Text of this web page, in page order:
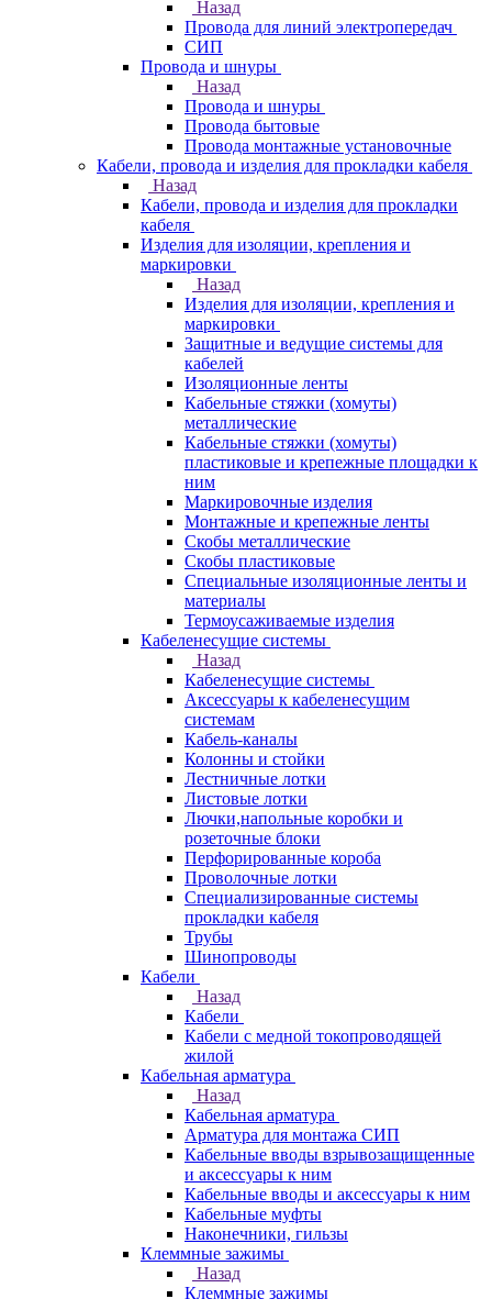
Назад
Провода для линий электропередач
СИП
Провода и шнуры
Назад
Провода и шнуры
Провода бытовые
Провода монтажные установочные
Кабели, провода и изделия для прокладки кабеля
Назад
Кабели, провода и изделия для прокладки
кабеля
Изделия для изоляции, крепления и
маркировки
Назад
Изделия для изоляции, крепления и
маркировки
Защитные и ведущие системы для
кабелей
Изоляционные ленты
Кабельные стяжки (хомуты)
металлические
Кабельные стяжки (хомуты)
пластиковые и крепежные площадки к
ним
Маркировочные изделия
Монтажные и крепежные ленты
Скобы металлические
Скобы пластиковые
Специальные изоляционные ленты и
материалы
Термоусаживаемые изделия
Кабеленесущие системы
Назад
Кабеленесущие системы
Аксессуары к кабеленесущим
системам
Кабель-каналы
Колонны и стойки
Лестничные лотки
Листовые лотки
Лючки,напольные коробки и
розеточные блоки
Перфорированные короба
Проволочные лотки
Специализированные системы
прокладки кабеля
Трубы
Шинопроводы
Кабели
Назад
Кабели
Кабели с медной токопроводящей
жилой
Кабельная арматура
Назад
Кабельная арматура
Арматура для монтажа СИП
Кабельные вводы взрывозащищенные
и аксессуары к ним
Кабельные вводы и аксессуары к ним
Кабельные муфты
Наконечники, гильзы
Клеммные зажимы
Назад
Клеммные зажимы